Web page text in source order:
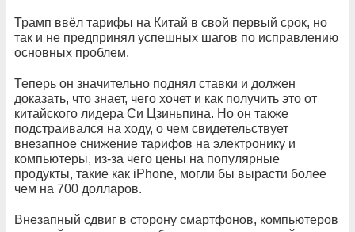
Трамп ввёл тарифы на Китай в свой первый срок, но
так и не предпринял успешных шагов по исправлению
основных проблем.
Теперь он значительно поднял ставки и должен
доказать, что знает, чего хочет и как получить это от
китайского лидера Си Цзиньпина. Но он также
подстраивался на ходу, о чем свидетельствует
внезапное снижение тарифов на электронику и
компьютеры, из-за чего цены на популярные
продукты, такие как iPhone, могли бы вырасти более
чем на 700 долларов.
Внезапный сдвиг в сторону смартфонов, компьютеров